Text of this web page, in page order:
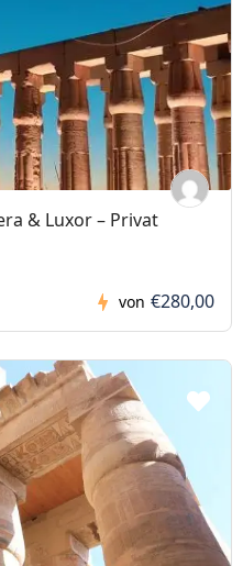
& Luxor – Privat
von €280,00